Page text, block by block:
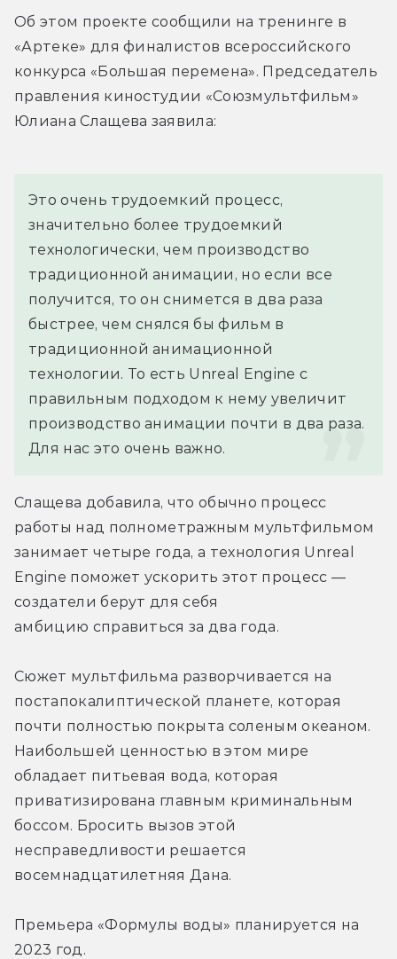
Об этом проекте сообщили на тренинге в
«Артеке» для финалистов всероссийского
конкурса «Большая перемена». Председатель
правления киностудии «Союзмультфильм»
Юлиана Слащева заявила:
Это очень трудоемкий процесс,
значительно более трудоемкий
технологически, чем производство
традиционной анимации, но если все
получится, то он снимется в два раза
быстрее, чем снялся бы фильм в
традиционной анимационной
технологии. То есть Unreal Engine с
правильным подходом к нему увеличит
производство анимации почти в два раза.
Для нас это очень важно.
Слащева добавила, что обычно процесс
работы над полнометражным мультфильмом
занимает четыре года, а технология Unreal
Engine поможет ускорить этот процесс —
создатели берут для себя
амбицию справиться за два года.
Сюжет мультфильма разворчивается на
постапокалиптической планете, которая
почти полностью покрыта соленым океаном.
Наибольшей ценностью в этом мире
обладает питьевая вода, которая
приватизирована главным криминальным
боссом. Бросить вызов этой
несправедливости решается
восемнадцатилетняя Дана.
Премьера «Формулы воды» планируется на
2023 год.